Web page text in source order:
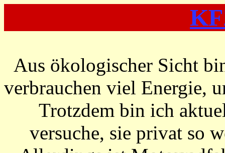
Aus ökologischer Sicht
verbrauchen viel Energie,
Trotzdem bin ich
versuche, sie privat so